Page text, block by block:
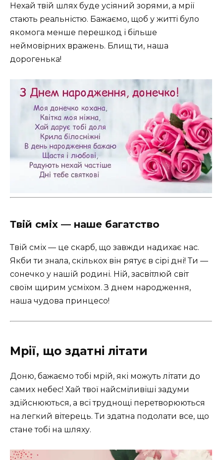
Нехай твій шлях буде усіяний зорями, а мрії
стають реальністю. Бажаємо, щоб у житті було
якомога менше перешкод і більше
неймовірних вражень. Блищ ти, наша
дорогенька!
Твій сміх — наше багатство
Твій сміх — це скарб, що завжди надихає нас.
Якби ти знала, скількох він рятує в сірі дні! Ти —
сонечко у нашій родині. Ній, засвітлюй світ
своїм щирим усміхом. З днем народження,
наша чудова принцесо!
Мрії, що здатні літати
Доню, бажаємо тобі мрій, які можуть літати до
самих небес! Хай твої найсміливіші задуми
здійснюються, а всі труднощі перетворюються
на легкий вітерець. Ти здатна подолати все, що
стане тобі на шляху.